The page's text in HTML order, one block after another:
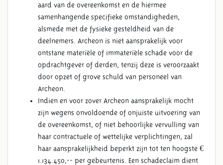
aard van de overeenkomst en de hiermee
samenhangende specifieke omstandigheden,
alsmede met de fysieke gesteldheid van de
deelnemers. Archeon is niet aansprakelijk voor
ontstane materiële of immateriële schade voor de
opdrachtgever of derden, tenzij deze is veroorzaakt
door opzet of grove schuld van personeel van
Archeon.
Indien en voor zover Archeon aansprakelijk mocht
zijn wegens onvoldoende of onjuiste uitvoering van
de overeenkomst, of niet behoorlijke vervulling van
haar contractuele of wettelijke verplichtingen, zal
haar aansprakelijkheid beperkt zijn tot ten hoogste €
1.134.450,-- per gebeurtenis. Een schadeclaim dient